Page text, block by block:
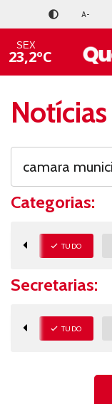
A-
SEX
23,2ºC
Notícias
Categorias:
TUDO
Secretarias:
TUDO